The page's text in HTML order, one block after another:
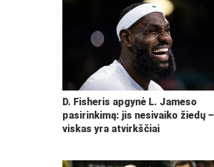
D. Fisheris apgynė L. Jameso
pasirinkimą: jis nesivaiko žiedų –
viskas yra atvirkščiai